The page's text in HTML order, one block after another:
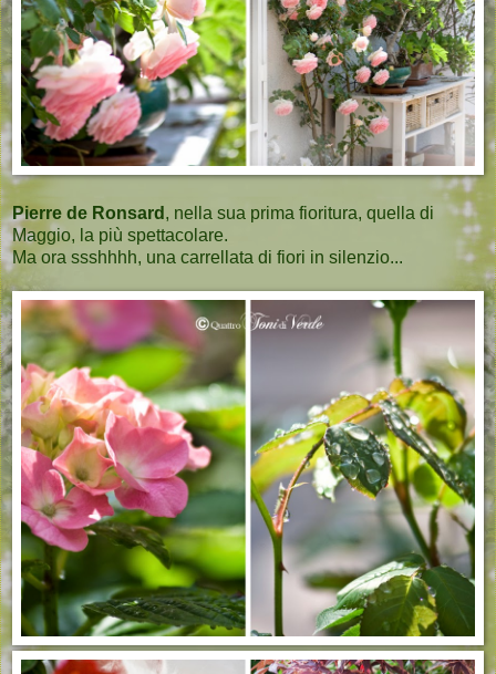
Pierre de Ronsard , nella sua prima fioritura, quella di
Maggio, la più spettacolare.
Ma ora ssshhhh, una carrellata di fiori in silenzio...